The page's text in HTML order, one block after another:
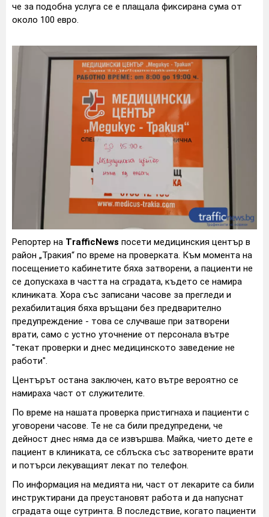
че за подобна услуга се е плащала фиксирана сума от
около 100 евро.
Репортер на TrafficNews посети медицинския център в
район „Тракия“ по време на проверката. Към момента на
посещението кабинетите бяха затворени, а пациенти не
се допускаха в частта на сградата, където се намира
клиниката. Хора със записани часове за прегледи и
рехабилитация бяха връщани без предварително
предупреждение - това се случваше при затворени
врати, само с устно уточнение от персонала вътре
"текат проверки и днес медицинското заведение не
работи".
Центърът остана заключен, като вътре вероятно се
намираха част от служителите.
По време на нашата проверка пристигнаха и пациенти с
уговорени часове. Те не са били предупредени, че
дейност днес няма да се извършва. Майка, чието дете е
пациент в клиниката, се сблъска със затворените врати
и потърси лекуващият лекат по телефон.
По информация на медията ни, част от лекарите са били
инструктирани да преустановят работа и да напуснат
сградата още сутринта. В последствие, когато пациенти